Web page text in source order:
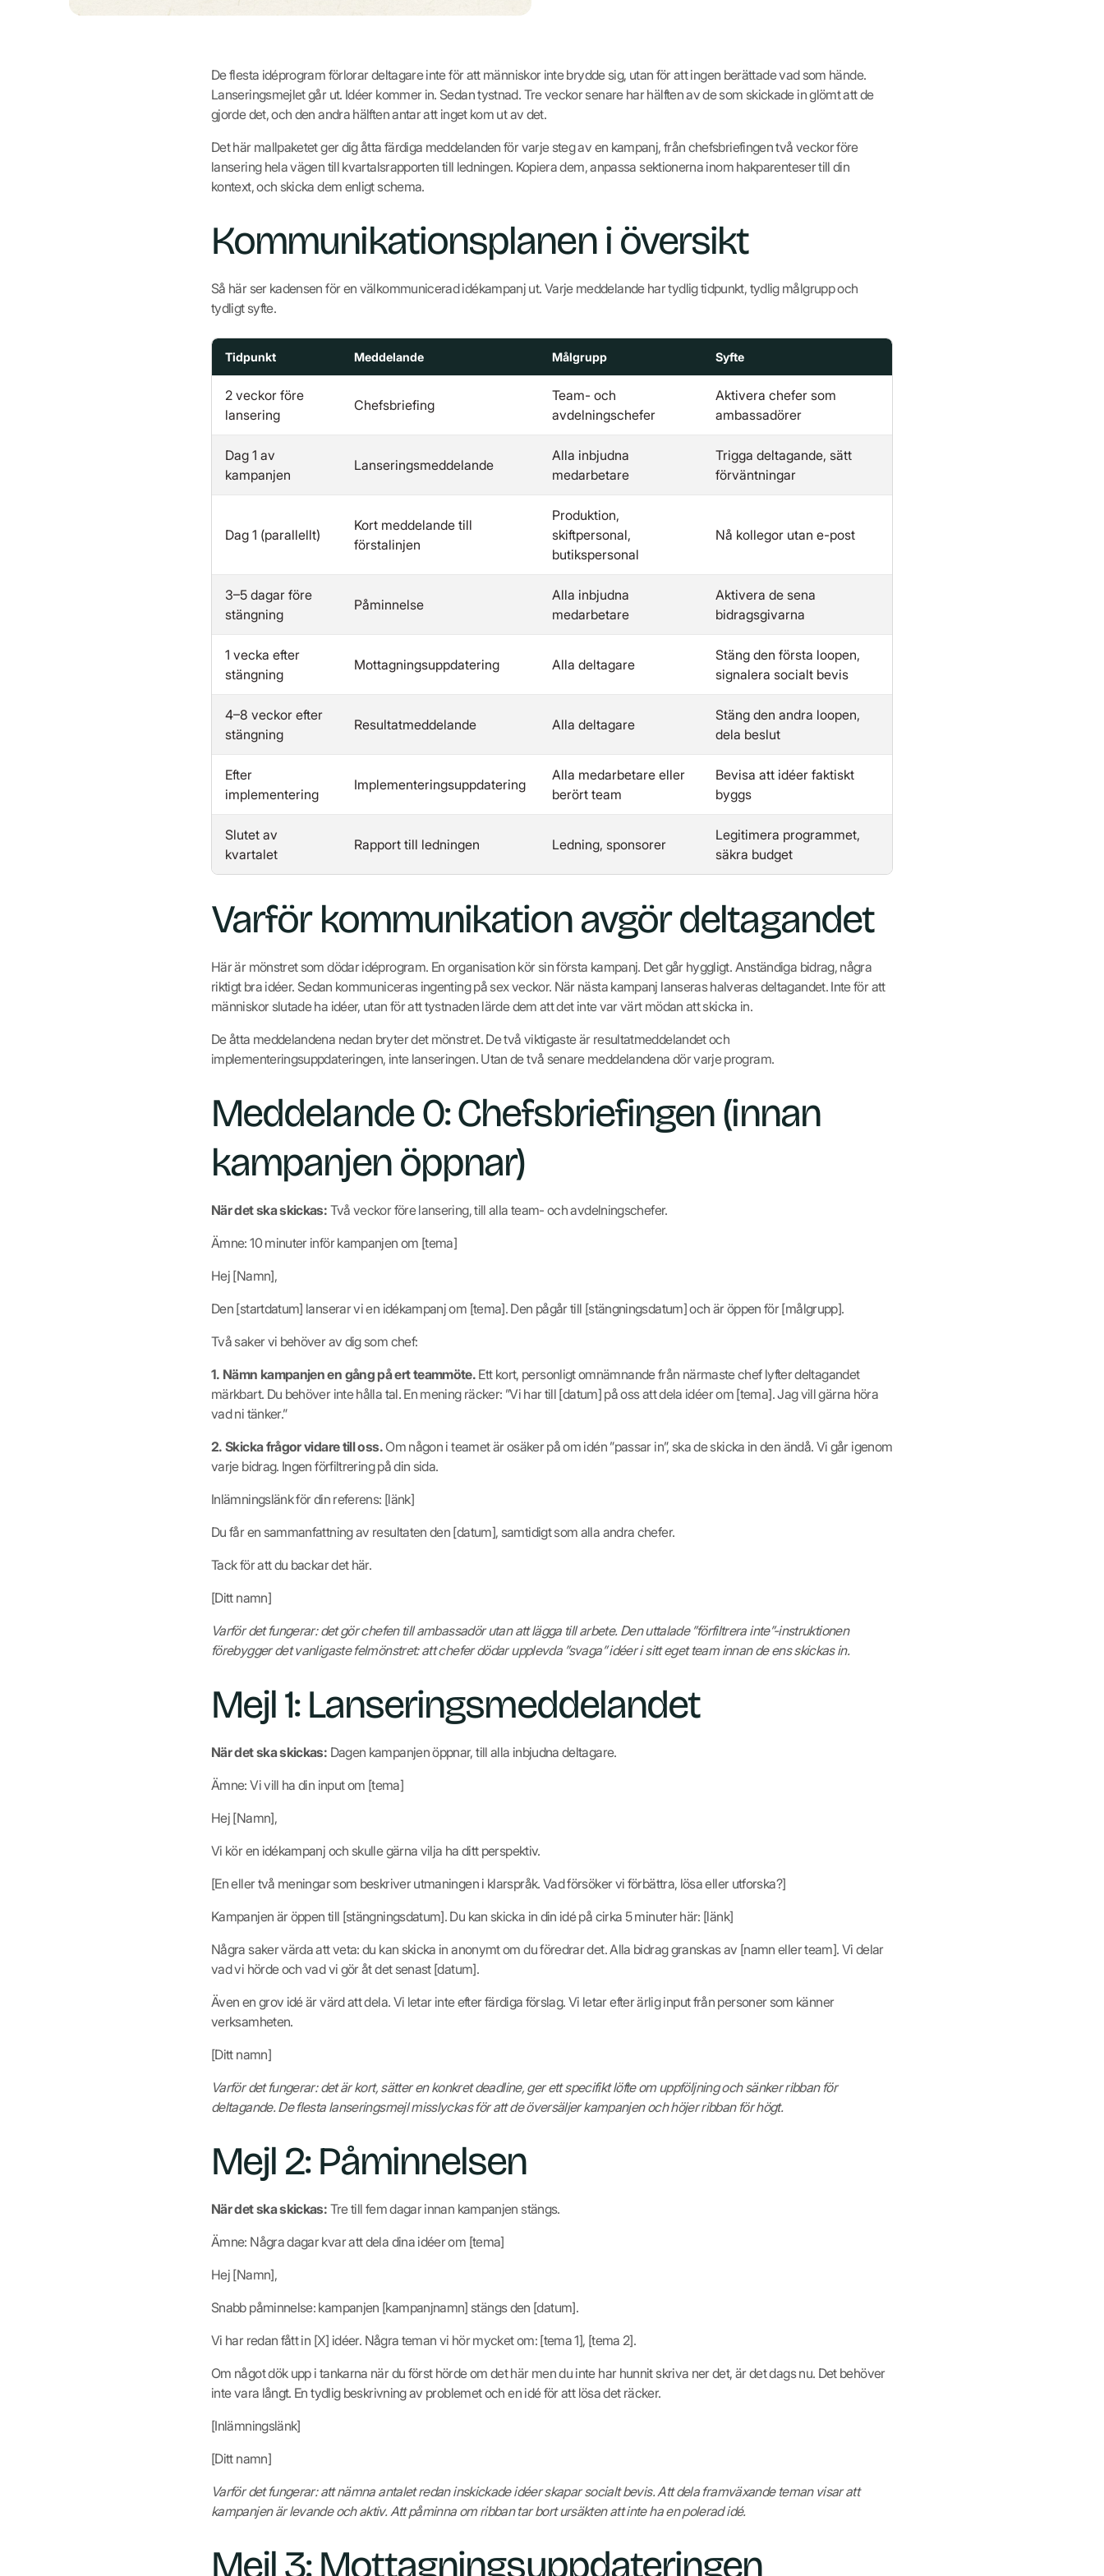
De flesta idéprogram förlorar deltagare inte för att människor inte brydde sig, utan för att ingen berättade vad som hände.
Lanseringsmejlet går ut. Idéer kommer in. Sedan tystnad. Tre veckor senare har hälften av de som skickade in glömt att de
gjorde det, och den andra hälften antar att inget kom ut av det.
Det här mallpaketet ger dig åtta färdiga meddelanden för varje steg av en kampanj, från chefsbriefingen två veckor före
lansering hela vägen till kvartalsrapporten till ledningen. Kopiera dem, anpassa sektionerna inom hakparenteser till din
kontext, och skicka dem enligt schema.
Kommunikationsplanen i översikt
Så här ser kadensen för en välkommunicerad idékampanj ut. Varje meddelande har tydlig tidpunkt, tydlig målgrupp och
tydligt syfte.
Tidpunkt Meddelande Målgrupp Syfte
2 veckor före
lansering
Chefsbriefing
Team- och
avdelningschefer
Aktivera chefer som
ambassadörer
Dag 1 av
kampanjen
Lanseringsmeddelande
Alla inbjudna
medarbetare
Trigga deltagande, sätt
förväntningar
Dag 1 (parallellt)
Kort meddelande till
förstalinjen
Produktion,
skiftpersonal,
butikspersonal
Nå kollegor utan e-post
3–5 dagar före
stängning
Påminnelse
Alla inbjudna
medarbetare
Aktivera de sena
bidragsgivarna
1 vecka efter
stängning
Mottagningsuppdatering Alla deltagare
Stäng den första loopen,
signalera socialt bevis
4–8 veckor efter
stängning
Resultatmeddelande Alla deltagare
Stäng den andra loopen,
dela beslut
Efter
implementering
Implementeringsuppdatering
Alla medarbetare eller
berört team
Bevisa att idéer faktiskt
byggs
Slutet av
kvartalet
Rapport till ledningen Ledning, sponsorer
Legitimera programmet,
säkra budget
Varför kommunikation avgör deltagandet
Här är mönstret som dödar idéprogram. En organisation kör sin första kampanj. Det går hyggligt. Anständiga bidrag, några
riktigt bra idéer. Sedan kommuniceras ingenting på sex veckor. När nästa kampanj lanseras halveras deltagandet. Inte för att
människor slutade ha idéer, utan för att tystnaden lärde dem att det inte var värt mödan att skicka in.
De åtta meddelandena nedan bryter det mönstret. De två viktigaste är resultatmeddelandet och
implementeringsuppdateringen, inte lanseringen. Utan de två senare meddelandena dör varje program.
Meddelande 0: Chefsbriefingen (innan
kampanjen öppnar)
När det ska skickas: Två veckor före lansering, till alla team- och avdelningschefer.
Ämne: 10 minuter inför kampanjen om [tema]
Hej [Namn],
Den [startdatum] lanserar vi en idékampanj om [tema]. Den pågår till [stängningsdatum] och är öppen för [målgrupp].
Två saker vi behöver av dig som chef:
1. Nämn kampanjen en gång på ert teammöte. Ett kort, personligt omnämnande från närmaste chef lyfter deltagandet
märkbart. Du behöver inte hålla tal. En mening räcker: ”Vi har till [datum] på oss att dela idéer om [tema]. Jag vill gärna höra
vad ni tänker.”
2. Skicka frågor vidare till oss.Om någon i teamet är osäker på om idén ”passar in”, ska de skicka in den ändå. Vi går igenom
varje bidrag. Ingen förfiltrering på din sida.
Inlämningslänk för din referens: [länk]
Du får en sammanfattning av resultaten den [datum], samtidigt som alla andra chefer.
Tack för att du backar det här.
[Ditt namn]
Varför det fungerar: det gör chefen till ambassadör utan att lägga till arbete. Den uttalade ”förfiltrera inte”-instruktionen
förebygger det vanligaste felmönstret: att chefer dödar upplevda ”svaga” idéer i sitt eget team innan de ens skickas in.
Mejl 1: Lanseringsmeddelandet
När det ska skickas: Dagen kampanjen öppnar, till alla inbjudna deltagare.
Ämne: Vi vill ha din input om [tema]
Hej [Namn],
Vi kör en idékampanj och skulle gärna vilja ha ditt perspektiv.
[En eller två meningar som beskriver utmaningen i klarspråk. Vad försöker vi förbättra, lösa eller utforska?]
Kampanjen är öppen till [stängningsdatum]. Du kan skicka in din idé på cirka 5 minuter här: [länk]
Några saker värda att veta: du kan skicka in anonymt om du föredrar det. Alla bidrag granskas av [namn eller team]. Vi delar
vad vi hörde och vad vi gör åt det senast [datum].
Även en grov idé är värd att dela. Vi letar inte efter färdiga förslag. Vi letar efter ärlig input från personer som känner
verksamheten.
[Ditt namn]
Varför det fungerar: det är kort, sätter en konkret deadline, ger ett specifikt löfte om uppföljning och sänker ribban för
deltagande. De flesta lanseringsmejl misslyckas för att de översäljer kampanjen och höjer ribban för högt.
Mejl 2: Påminnelsen
När det ska skickas: Tre till fem dagar innan kampanjen stängs.
Ämne: Några dagar kvar att dela dina idéer om [tema]
Hej [Namn],
Snabb påminnelse: kampanjen [kampanjnamn] stängs den [datum].
Vi har redan fått in [X] idéer. Några teman vi hör mycket om: [tema 1], [tema 2].
Om något dök upp i tankarna när du först hörde om det här men du inte har hunnit skriva ner det, är det dags nu. Det behöver
inte vara långt. En tydlig beskrivning av problemet och en idé för att lösa det räcker.
[Inlämningslänk]
[Ditt namn]
Varför det fungerar: att nämna antalet redan inskickade idéer skapar socialt bevis. Att dela framväxande teman visar att
kampanjen är levande och aktiv. Att påminna om ribban tar bort ursäkten att inte ha en polerad idé.
Mejl 3: Mottagningsuppdateringen